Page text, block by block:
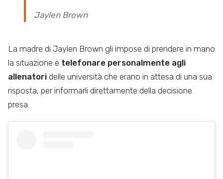
Jaylen Brown
La madre di Jaylen Brown gli impose di prendere in mano
la situazione e telefonare personalmente agli
allenatori delle università che erano in attesa di una sua
risposta, per informarli direttamente della decisione
presa.